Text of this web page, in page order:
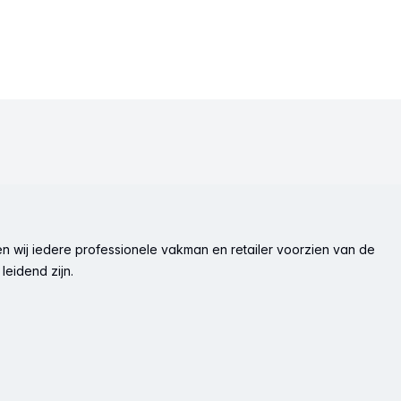
wij iedere professionele vakman en retailer voorzien van de
zijn.